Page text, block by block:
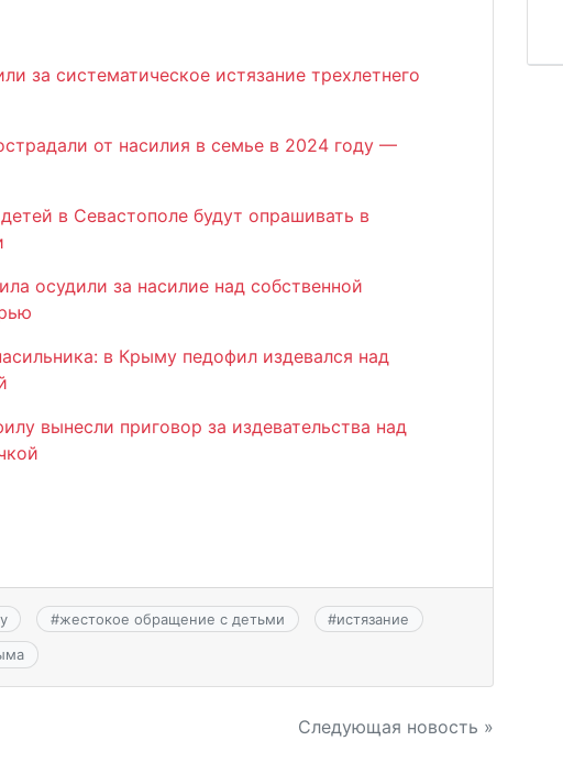
за систематическое истязание трехлетнего
от насилия в семье в 2024 году —
в Севастополе будут опрашивать в
осудили за насилие над собственной
в Крыму педофил издевался над
вынесли приговор за издевательства над
#жестокое обращение с детьми #истязание
Следующая новость »